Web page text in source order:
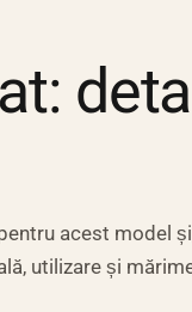
acest model
utilizare și